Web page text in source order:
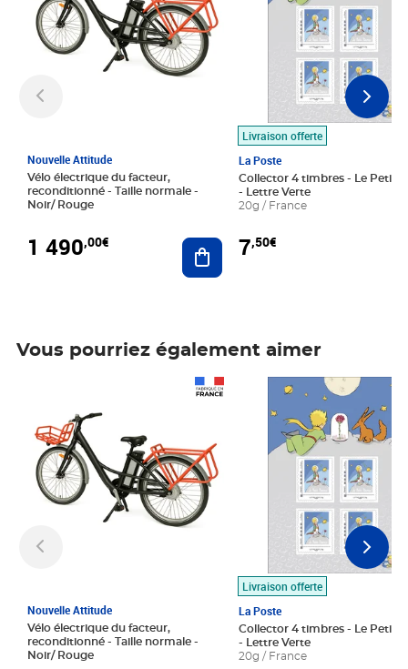
Nouvelle Attitude
Vélo électrique du facteur,
reconditionné - Taille normale -
Noir/ Rouge
1 490,00€ Ajouter au panier
Livraison offerte
La Poste
Collector 4 timbres - Le Petit
- Lettre Verte
20g / France
7,50€
Vous pourriez également aimer
Nouvelle Attitude
Vélo électrique du facteur,
reconditionné - Taille normale -
Noir/ Rouge
Livraison offerte
La Poste
Collector 4 timbres - Le Petit
- Lettre Verte
20g / France
Prix 7,50€